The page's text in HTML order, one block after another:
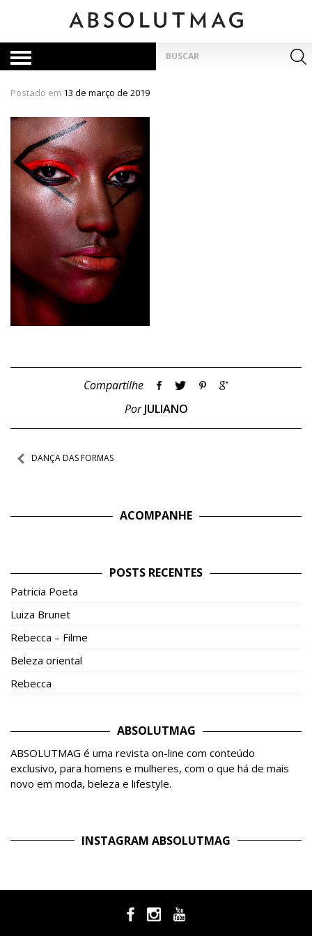
por:
Postado em 13 de março de 2019
Compartilhe
PorJULIANO
Navegação
DANÇA DAS FORMAS
ACOMPANHE
POSTS RECENTES
Patricia Poeta
Luiza Brunet
Rebecca – Filme
Beleza oriental
Rebecca
ABSOLUTMAG
ABSOLUTMAG é uma revista on-line com conteúdo
exclusivo, para homens e mulheres, com o que há de mais
novo em moda, beleza e lifestyle.
INSTAGRAM ABSOLUTMAG